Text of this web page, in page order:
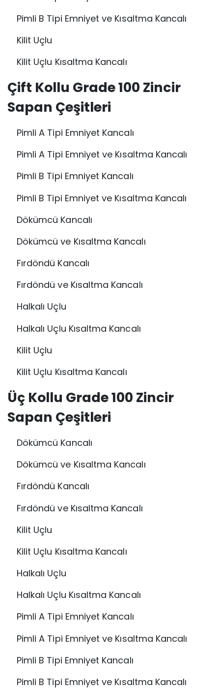
Pimli B Tipi Emniyet ve Kısaltma Kancalı
Kilit Uçlu
Kilit Uçlu Kısaltma Kancalı
Çift Kollu Grade 100 Zincir
Sapan Çeşitleri
Pimli A Tipi Emniyet Kancalı
Pimli A Tipi Emniyet ve Kısaltma Kancalı
Pimli B Tipi Emniyet Kancalı
Pimli B Tipi Emniyet ve Kısaltma Kancalı
Dökümcü Kancalı
Dökümcü ve Kısaltma Kancalı
Fırdöndü Kancalı
Fırdöndü ve Kısaltma Kancalı
Halkalı Uçlu
Halkalı Uçlu Kısaltma Kancalı
Kilit Uçlu
Kilit Uçlu Kısaltma Kancalı
Üç Kollu Grade 100 Zincir
Sapan Çeşitleri
Dökümcü Kancalı
Dökümcü ve Kısaltma Kancalı
Fırdöndü Kancalı
Fırdöndü ve Kısaltma Kancalı
Kilit Uçlu
Kilit Uçlu Kısaltma Kancalı
Halkalı Uçlu
Halkalı Uçlu Kısaltma Kancalı
Pimli A Tipi Emniyet Kancalı
Pimli A Tipi Emniyet ve Kısaltma Kancalı
Pimli B Tipi Emniyet Kancalı
Pimli B Tipi Emniyet ve Kısaltma Kancalı